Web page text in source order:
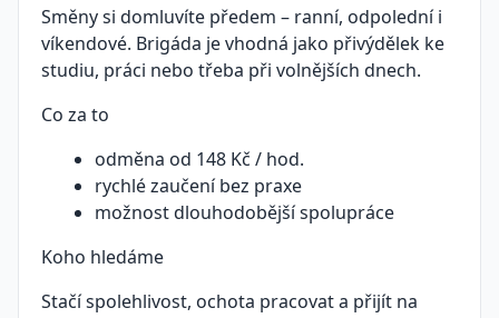
Směny si domluvíte předem – ranní, odpolední i
víkendové. Brigáda je vhodná jako přivýdělek ke
studiu, práci nebo třeba při volnějších dnech.
Co za to
odměna od 148 Kč / hod.
rychlé zaučení bez praxe
možnost dlouhodobější spolupráce
Koho hledáme
Stačí spolehlivost, ochota pracovat a přijít na